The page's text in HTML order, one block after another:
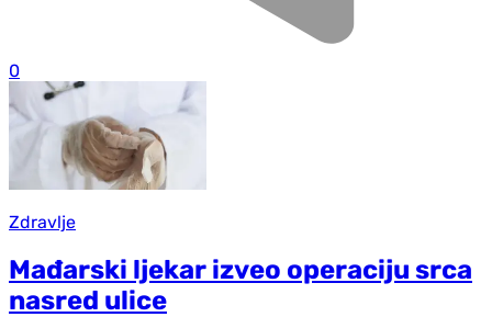
0
Zdravlje
Mađarski ljekar izveo operaciju srca
nasred ulice